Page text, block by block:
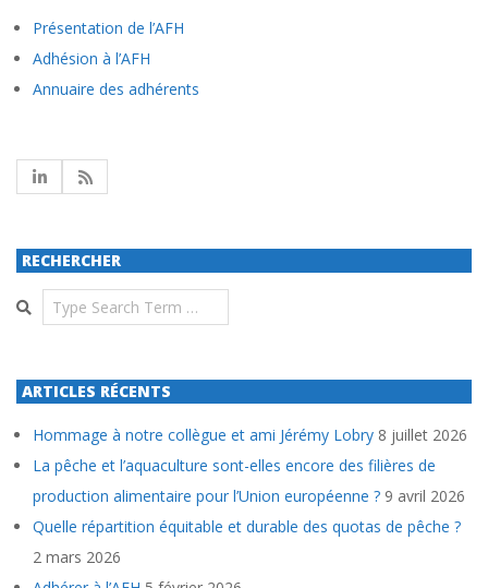
Présentation de l’AFH
Adhésion à l’AFH
Annuaire des adhérents
RECHERCHER
Search
ARTICLES RÉCENTS
Hommage à notre collègue et ami Jérémy Lobry 8 juillet 2026
La pêche et l’aquaculture sont-elles encore des filières de
production alimentaire pour l’Union européenne ? 9 avril 2026
Quelle répartition équitable et durable des quotas de pêche ?
2 mars 2026